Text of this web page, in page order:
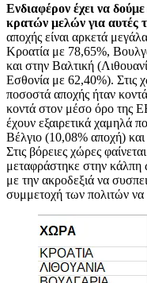
Ενδιαφέρον έχει να
κρατών μελών για αυτές
αποχής είναι αρκετά
Κροατία με 78,65%,
και στην Βαλτική
Εσθονία με 62,40%). Στις
ποσοστά αποχής ήταν
κοντά στον μέσο όρο της
έχουν εξαιρετικά χαμηλά
Βέλγιο (10,08% αποχή)
Στις βόρειες χώρες
μεταφράστηκε στην κάλπη
με την ακροδεξιά να
συμμετοχή των πολιτών να